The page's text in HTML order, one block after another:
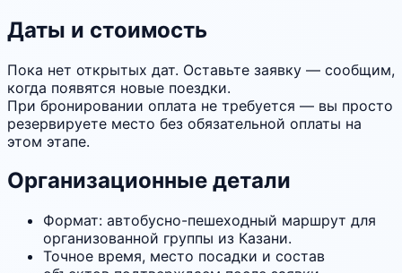
Даты и стоимость
Пока нет открытых дат. Оставьте заявку — сообщим,
когда появятся новые поездки.
При бронировании оплата не требуется — вы просто
резервируете место без обязательной оплаты на
этом этапе.
Организационные детали
Формат: автобусно-пешеходный маршрут для
организованной группы из Казани.
Точное время, место посадки и состав